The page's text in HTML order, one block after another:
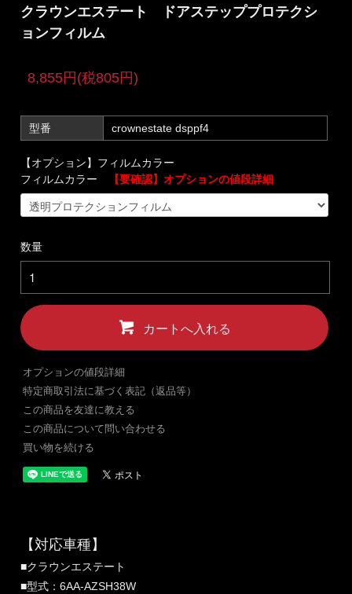
クラウンエステート ドアステッププロテクシ
ョンフィルム
8,855円(税805円)
型番 crownestate dsppf4
【オプション】フィルムカラー
フィルムカラー
【要確認】オプションの値段詳細
数量
カートへ入れる
オプションの値段詳細
特定商取引法に基づく表記（返品等）
この商品を友達に教える
この商品について問い合わせる
買い物を続ける
【対応車種】
■クラウンエステート
■型式：6AA-AZSH38W